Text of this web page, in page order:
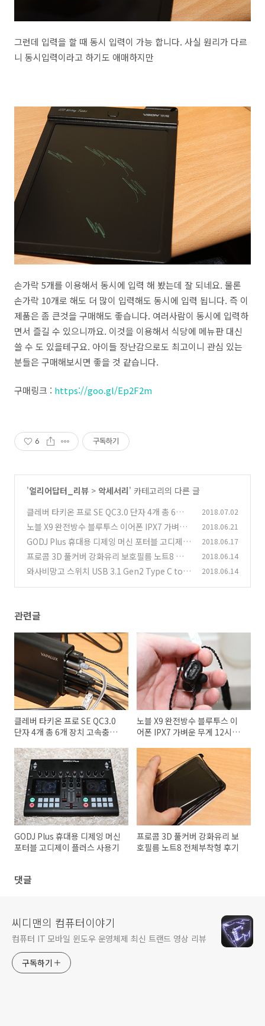
그런데 입력을 할 때 동시 입력이 가능 합니다. 사실 원리가 다르
니 동시입력이라고 하기도 애매하지만
손가락 5개를 이용해서 동시에 입력 해 봤는데 잘 되네요. 물론
손가락 10개로 해도 더 많이 입력해도 동시에 입력 됩니다. 즉 이
제품은 좀 큰것을 구매해도 좋습니다. 여러사람이 동시에 입력하
면서 즐길 수 있으니까요. 이것을 이용해서 식당에 메뉴판 대신
쓸 수 도 있을테구요. 아이들 장난감으로도 최고이니 관심 있는
분들은 구매해보시면 좋을 것 같습니다.
구매링크 : https://goo.gl/Ep2F2m
6 구독하기
'얼리어답터_리뷰 > 악세서리' 카테고리의 다른 글
클레버 타키온 프로 SE QC3.0 단자 4개 총 6개
장치 고속충전기
(2)
2018.07.02
노블 X9 완전방수 블루투스 이어폰 IPX7 가벼운
무게 12시간재생
(2)
2018.06.21
GODJ Plus 휴대용 디제잉 머신 포터블 고디제이
플러스 사용기
(1)
2018.06.17
프로콤 3D 풀커버 강화유리 보호필름 노트8 전체
부착형 후기
(3)
2018.06.14
와사비망고 스위치 USB 3.1 Gen2 Type C to C
2018.06.14
관련글
클레버 타키온 프로 SE QC3.0
단자 4개 총 6개 장치 고속충전
노블 X9 완전방수 블루투스 이
어폰 IPX7 가벼운 무게 12시간
GODJ Plus 휴대용 디제잉 머신
포터블 고디제이 플러스 사용기
프로콤 3D 풀커버 강화유리 보
호필름 노트8 전체부착형 후기
댓글
씨디맨의 컴퓨터이야기
컴퓨터 IT 모바일 윈도우 운영체제 최신 트랜드 영상 리뷰
구독하기